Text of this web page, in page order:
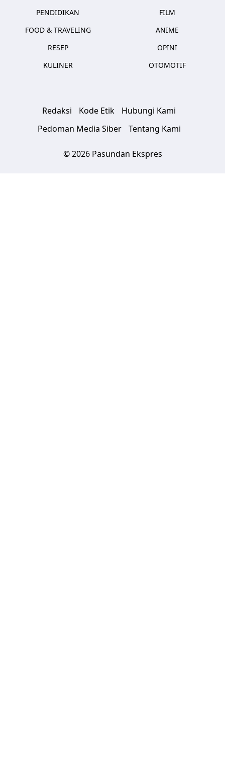
PENDIDIKAN
FOOD & TRAVELING
RESEP
KULINER
FILM
ANIME
OPINI
OTOMOTIF
Redaksi Kode Etik
Hubungi Kami
Pedoman Media Siber
Tentang Kami
© 2026 Pasundan Ekspres